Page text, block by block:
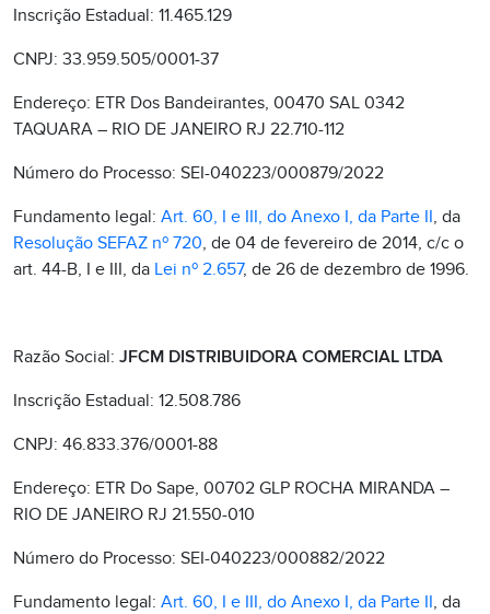
Inscrição Estadual: 11.465.129
CNPJ: 33.959.505/0001-37
Endereço: ETR Dos Bandeirantes, 00470 SAL 0342
TAQUARA – RIO DE JANEIRO RJ 22.710-112
Número do Processo: SEI-040223/000879/2022
Fundamento legal: Art. 60, I e III, do Anexo I, da Parte II, da
Resolução SEFAZ nº 720, de 04 de fevereiro de 2014, c/c o
art. 44-B, I e III, da Lei nº 2.657, de 26 de dezembro de 1996.
Razão Social: JFCM DISTRIBUIDORA COMERCIAL LTDA
Inscrição Estadual: 12.508.786
CNPJ: 46.833.376/0001-88
Endereço: ETR Do Sape, 00702 GLP ROCHA MIRANDA –
RIO DE JANEIRO RJ 21.550-010
Número do Processo: SEI-040223/000882/2022
Fundamento legal: Art. 60, I e III, do Anexo I, da Parte II, da